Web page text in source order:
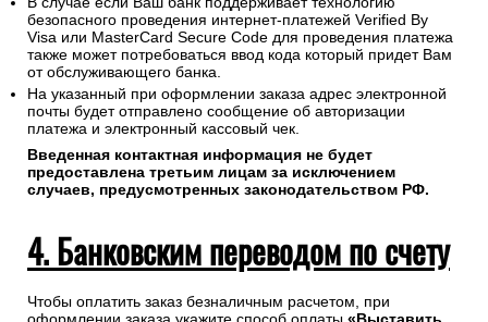
Соединение с платежным шлюзом и передача
информации осуществляется в защищенном режиме с
использованием протокола шифрования SSL.
В случае если Ваш банк поддерживает технологию
безопасного проведения интернет-платежей Verified By
Visa или MasterCard Secure Code для проведения платежа
также может потребоваться ввод кода который придет Вам
от обслуживающего банка.
На указанный при оформлении заказа адрес электронной
почты будет отправлено сообщение об авторизации
платежа и электронный кассовый чек.
случаев, предусмотренных законодательством РФ.
4. Банковским переводом по счету